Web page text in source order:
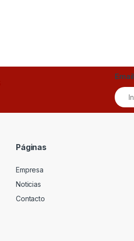
Email
Páginas
Empresa
Noticias
Contacto